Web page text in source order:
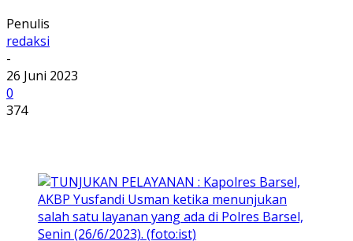
Penulis
redaksi
-
26 Juni 2023
0
374